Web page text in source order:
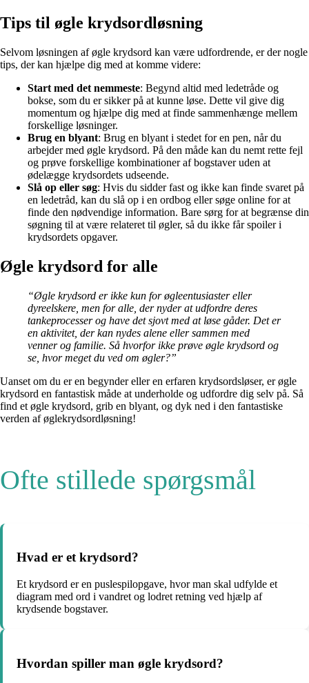
Tips til øgle krydsordløsning
Selvom løsningen af øgle krydsord kan være udfordrende, er der nogle
tips, der kan hjælpe dig med at komme videre:
Start med det nemmeste: Begynd altid med ledetråde og
bokse, som du er sikker på at kunne løse. Dette vil give dig
momentum og hjælpe dig med at finde sammenhænge mellem
forskellige løsninger.
Brug en blyant: Brug en blyant i stedet for en pen, når du
arbejder med øgle krydsord. På den måde kan du nemt rette fejl
og prøve forskellige kombinationer af bogstaver uden at
ødelægge krydsordets udseende.
Slå op eller søg: Hvis du sidder fast og ikke kan finde svaret på
en ledetråd, kan du slå op i en ordbog eller søge online for at
finde den nødvendige information. Bare sørg for at begrænse din
søgning til at være relateret til øgler, så du ikke får spoiler i
krydsordets opgaver.
Øgle krydsord for alle
“Øgle krydsord er ikke kun for øgleentusiaster eller
dyreelskere, men for alle, der nyder at udfordre deres
tankeprocesser og have det sjovt med at løse gåder. Det er
en aktivitet, der kan nydes alene eller sammen med
venner og familie. Så hvorfor ikke prøve øgle krydsord og
se, hvor meget du ved om øgler?”
Uanset om du er en begynder eller en erfaren krydsordsløser, er øgle
krydsord en fantastisk måde at underholde og udfordre dig selv på. Så
find et øgle krydsord, grib en blyant, og dyk ned i den fantastiske
verden af øglekrydsordløsning!
Ofte stillede spørgsmål
Hvad er et krydsord?
Et krydsord er en puslespilopgave, hvor man skal udfylde et
diagram med ord i vandret og lodret retning ved hjælp af
krydsende bogstaver.
Hvordan spiller man øgle krydsord?